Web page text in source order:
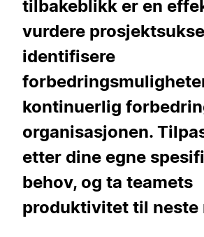
tilbakeblikk er en
vurdere
identifisere
kontinuerlig
organisasjonen.
etter dine egne
behov, og ta teamets
produktivitet til neste